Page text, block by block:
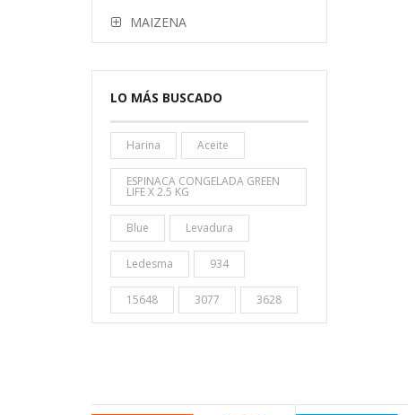
MAIZENA
LO MÁS BUSCADO
Harina Aceite
ESPINACA CONGELADA GREEN
LIFE X 2.5 KG
Blue Levadura
Ledesma 934
15648 3077 3628